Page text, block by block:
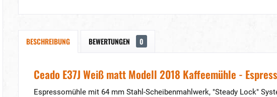
BESCHREIBUNG BEWERTUNGEN 0
Ceado E37J Weiß matt Modell 2018 Kaffeemühle -
Espressomühle mit 64 mm Stahl-Scheibenmahlwerk, "Steady Lock"